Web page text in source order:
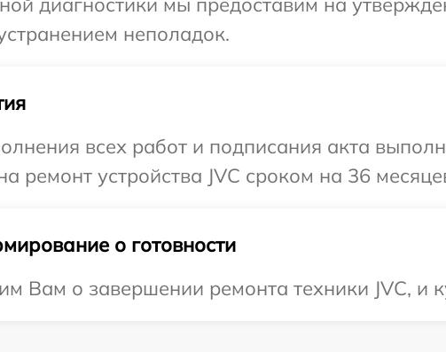
неполадок.
всех работ и подписания акта
ремонт устройства JVC сроком на 36
о готовности
Вам о завершении ремонта техники JVC, и